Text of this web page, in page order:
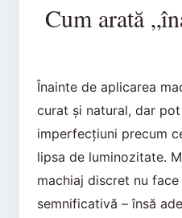
Cum arată
Înainte de aplicarea
curat și natural, dar
imperfecțiuni precum
lipsa de luminozitate.
machiaj discret nu
semnificativă – însă